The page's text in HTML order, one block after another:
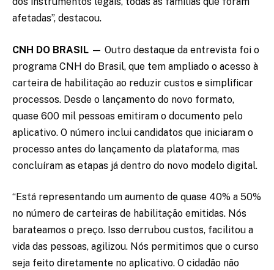
afetadas”, destacou.
CNH DO BRASIL — Outro destaque da entrevista foi o
programa CNH do Brasil, que tem ampliado o acesso à
carteira de habilitação ao reduzir custos e simplificar
processos. Desde o lançamento do novo formato,
quase 600 mil pessoas emitiram o documento pelo
aplicativo. O número inclui candidatos que iniciaram o
processo antes do lançamento da plataforma, mas
concluíram as etapas já dentro do novo modelo digital.
“Está representando um aumento de quase 40% a 50%
no número de carteiras de habilitação emitidas. Nós
barateamos o preço. Isso derrubou custos, facilitou a
vida das pessoas, agilizou. Nós permitimos que o curso
seja feito diretamente no aplicativo. O cidadão não